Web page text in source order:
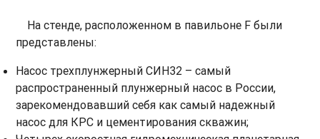
На стенде, расположенном в павильоне F были
представлены:
Насос трехплунжерный СИН32 – самый
распространенный плунжерный насос в России,
зарекомендовавший себя как самый надежный
насос для КРС и цементирования скважин;